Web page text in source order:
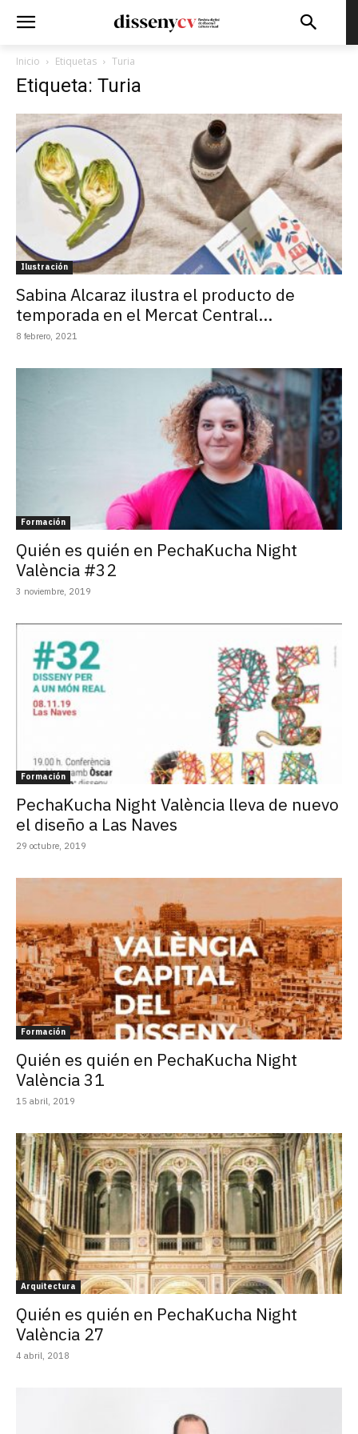
Inicio Etiquetas Turia
Etiqueta: Turia
Ilustración
Sabina Alcaraz ilustra el producto de
temporada en el Mercat Central...
8 febrero, 2021
Formación
Quién es quién en PechaKucha Night
València #32
3 noviembre, 2019
Formación
PechaKucha Night València lleva de nuevo
el diseño a Las Naves
29 octubre, 2019
Formación
Quién es quién en PechaKucha Night
València 31
15 abril, 2019
Arquitectura
Quién es quién en PechaKucha Night
València 27
4 abril, 2018